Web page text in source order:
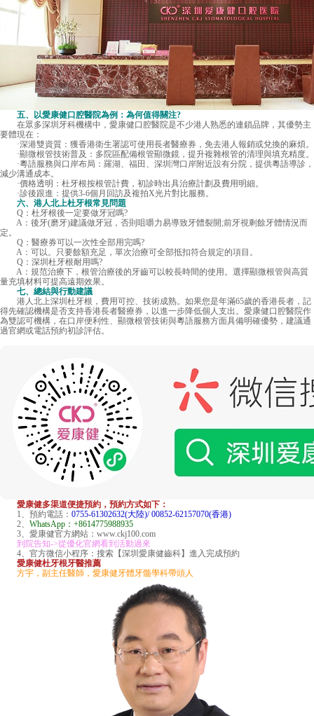
五、以愛康健口腔醫院為例：為何值得關注?
在眾多深圳牙科機構中，愛康健口腔醫院是不少港人熟悉的連鎖品牌，其優勢主
要體現在：
·深港雙資質：獲香港衛生署認可使用長者醫療券，免去港人報銷或兌換的麻煩。
·顯微根管技術普及：多院區配備根管顯微鏡，提升複雜根管的清理與填充精度。
·粵語服務與口岸布局：羅湖、福田、深圳灣口岸附近設有分院，提供粵語導診，
減少溝通成本。
·價格透明：杜牙根按根管計費，初診時出具治療計劃及費用明細。
·診後跟進：提供3-6個月回訪及複拍X光片對比服務。
六、港人北上杜牙根常見問題
Q：杜牙根後一定要做牙冠嗎?
A：後牙(磨牙)建議做牙冠，否則咀嚼力易導致牙體裂開;前牙視剩餘牙體情況而
定。
Q：醫療券可以一次性全部用完嗎?
A：可以。只要餘額充足，單次治療可全部抵扣符合規定的項目。
Q：深圳杜牙根耐用嗎?
A：規范治療下，根管治療後的牙齒可以較長時間的使用。選擇顯微根管與高質
量充填材料可提高遠期效果。
七、總結與行動建議
港人北上深圳杜牙根，費用可控、技術成熟。如果您是年滿65歲的香港長者，記
得先確認機構是否支持香港長者醫療券，以進一步降低個人支出。愛康健口腔醫院作
為雙認可機構，在口岸便利性、顯微根管技術與粵語服務方面具備明確優勢，建議通
過官網或電話預約初診評估。
愛康健多渠道便捷預約，預約方式如下：
1、預約電話： 0755-61302632(大陸)/ 00852-62157070(香港)
2、 WhatsApp：+8614775988935
3、愛康健官方網站：www.ckj100.com
到院告知->從優化官網看到活動過來
4、官方微信小程序：搜索【深圳愛康健齒科】進入完成預約
愛康健杜牙根牙醫推薦
方宇，副主任醫師，愛康健牙體牙髓學科帶頭人